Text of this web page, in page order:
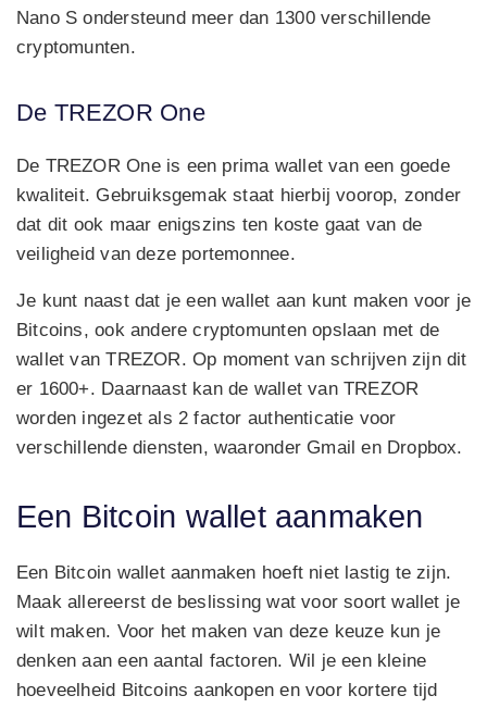
Nano S ondersteund meer dan 1300 verschillende
cryptomunten.
De TREZOR One
De TREZOR One is een prima wallet van een goede
kwaliteit. Gebruiksgemak staat hierbij voorop, zonder
dat dit ook maar enigszins ten koste gaat van de
veiligheid van deze portemonnee.
Je kunt naast dat je een wallet aan kunt maken voor je
Bitcoins, ook andere cryptomunten opslaan met de
wallet van TREZOR. Op moment van schrijven zijn dit
er 1600+. Daarnaast kan de wallet van TREZOR
worden ingezet als 2 factor authenticatie voor
verschillende diensten, waaronder Gmail en Dropbox.
Een Bitcoin wallet aanmaken
Een Bitcoin wallet aanmaken hoeft niet lastig te zijn.
Maak allereerst de beslissing wat voor soort wallet je
wilt maken. Voor het maken van deze keuze kun je
denken aan een aantal factoren. Wil je een kleine
hoeveelheid Bitcoins aankopen en voor kortere tijd